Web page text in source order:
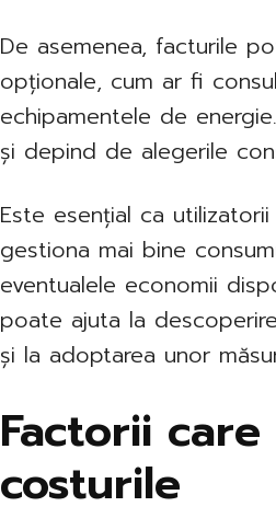
De asemenea, facturile
opționale, cum ar fi
echipamentele de
și depind de alegerile
Este esențial ca
gestiona mai bine
eventualele economii
poate ajuta la
și la adoptarea unor
Factorii
costurile